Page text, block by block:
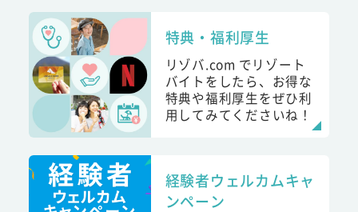
特典・福利厚生
リゾバ.com でリゾート
バイトをしたら、お得な
特典や福利厚生をぜひ利
用してみてくださいね！
経験者ウェルカムキャ
ンペーン